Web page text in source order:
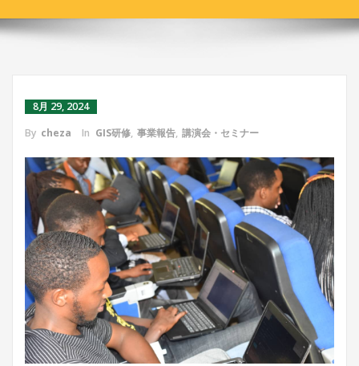
8月 29, 2024
By cheza In GIS研修, 事業報告, 講演会・セミナー